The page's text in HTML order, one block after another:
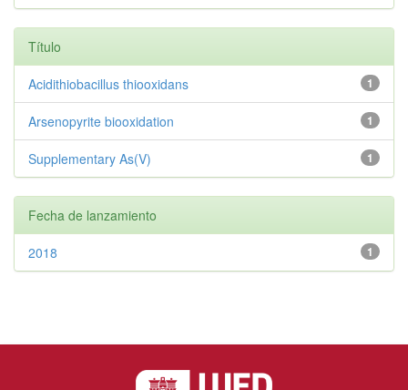
Título
1
Acidithiobacillus thiooxidans
1
Arsenopyrite biooxidation
1
Supplementary As(V)
Fecha de lanzamiento
1
2018